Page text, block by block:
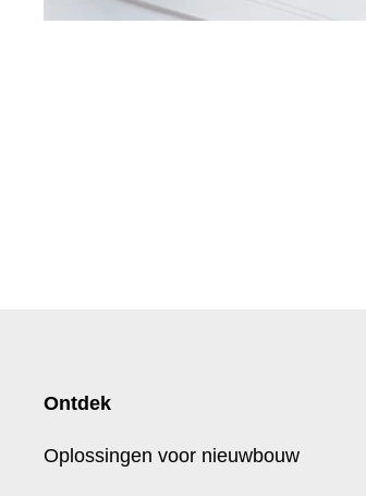
Ontdek
Oplossingen voor nieuwbouw